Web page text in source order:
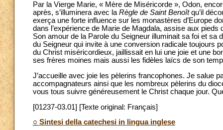
Par la Vierge Marie, « Mère de Miséricorde », Odon,
après, s’illuminera avec laRègle de Saint Benoîtqu’il
exerça une forte influence sur les monastères d’Europe
dans l’expérience de Marie de Magdala, assise aux
Son amour de la Parole du Seigneur illuminait sa foi et
du Seigneur qui invite à une conversion radicale toujours
du Christ miséricordieux, jaillissait en lui une joie et une
ses frères moines mais aussi les fidèles laïcs de son
J’accueille avec joie les pèlerins francophones. Je salue
accompagnateurs ainsi que les nombreux pèlerins du
vous tous suivre généreusement le Christ chaque jour.
[01237-03.01] [Texte original: Français]
○ Sintesi della catechesi in lingua inglese